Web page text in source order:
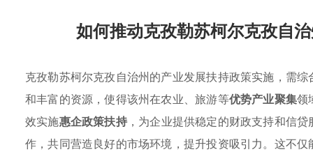
如何推动克孜勒苏柯尔克孜自
克孜勒苏柯尔克孜自治州的产业发展扶持政策实施，需
和丰富的资源，使得该州在农业、旅游等优势产业聚集领
效实施惠企政策扶持，为企业提供稳定的财政支持和信
作，共同营造良好的市场环境，提升投资吸引力。这不